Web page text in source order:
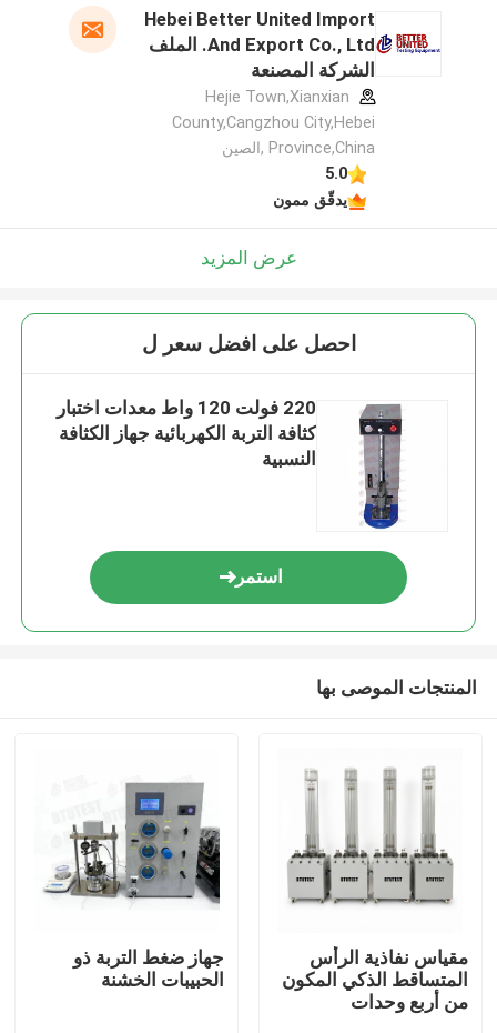
Hebei Better United Import
And Export Co., Ltd. الملف
الشركة المصنعة
Hejie Town,Xianxian
County,Cangzhou City,Hebei
Province,China ,الصين
5.0
يدقّق ممون
عرض المزيد
احصل على افضل سعر ل
220 فولت 120 واط معدات اختبار
كثافة التربة الكهربائية جهاز الكثافة
النسبية
استمر
المنتجات الموصى بها
مقياس نفاذية الرأس
المتساقط الذكي المكون
من أربع وحدات
جهاز ضغط التربة ذو
الحبيبات الخشنة